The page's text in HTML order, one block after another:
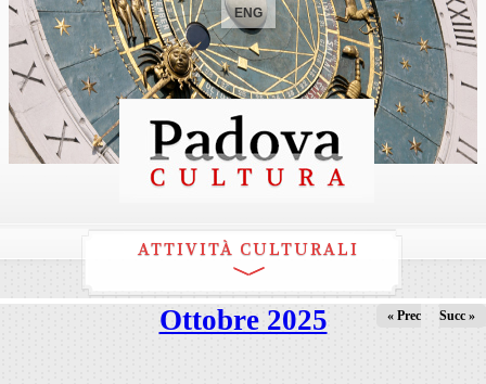
ENG
ATTIVITÀ CULTURALI
Ottobre 2025 « Prec Succ »